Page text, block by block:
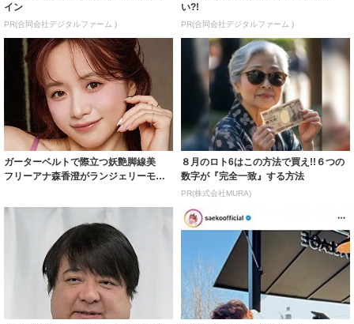
イン
PR(合同会社デジタルファーム )
い?!
PR(合同会社デジタルファーム )
ガーターベルトで際立つ妖艶脚線美
フリーアナ森香澄がランジェリーモデ
８月のロト6はこの方法で買え!!６つの
数字が『完全一致』する方法
PR(株式会社MURA)